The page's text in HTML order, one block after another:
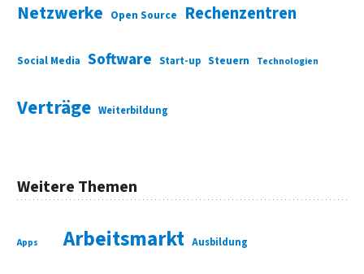
Netzwerke Open Source Rechenzentren
Social Media Software Start-up Steuern Technologien
Verträge Weiterbildung
Weitere Themen
Apps Arbeitsmarkt Ausbildung